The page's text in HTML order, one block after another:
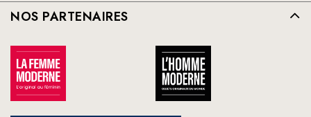
NOS PARTENAIRES